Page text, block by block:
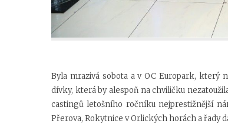
Byla mrazivá sobota a vOC Europark, který
dívky, která by alespoň na chviličku
castingů letošního ročníku nejprestižnější
Přerova, Rokytnice v Orlických horách a řady